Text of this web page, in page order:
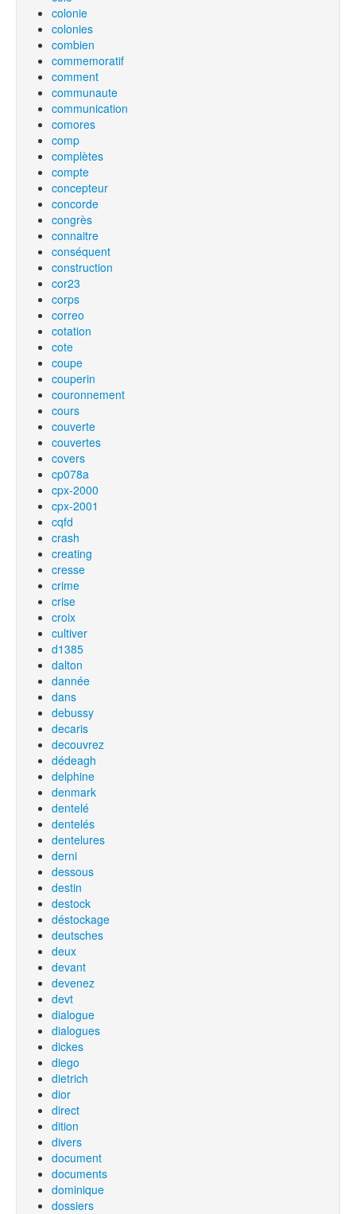
colonie
colonies
combien
commemoratif
comment
communaute
communication
comores
comp
complètes
compte
concepteur
concorde
congrès
connaitre
conséquent
construction
cor23
corps
correo
cotation
cote
coupe
couperin
couronnement
cours
couverte
couvertes
covers
cp078a
cpx-2000
cpx-2001
cqfd
crash
creating
cresse
crime
crise
croix
cultiver
d1385
dalton
dannée
dans
debussy
decaris
decouvrez
dédeagh
delphine
denmark
dentelé
dentelés
dentelures
derni
dessous
destin
destock
déstockage
deutsches
deux
devant
devenez
devt
dialogue
dialogues
dickes
diego
dietrich
dior
direct
dition
divers
document
documents
dominique
dossiers